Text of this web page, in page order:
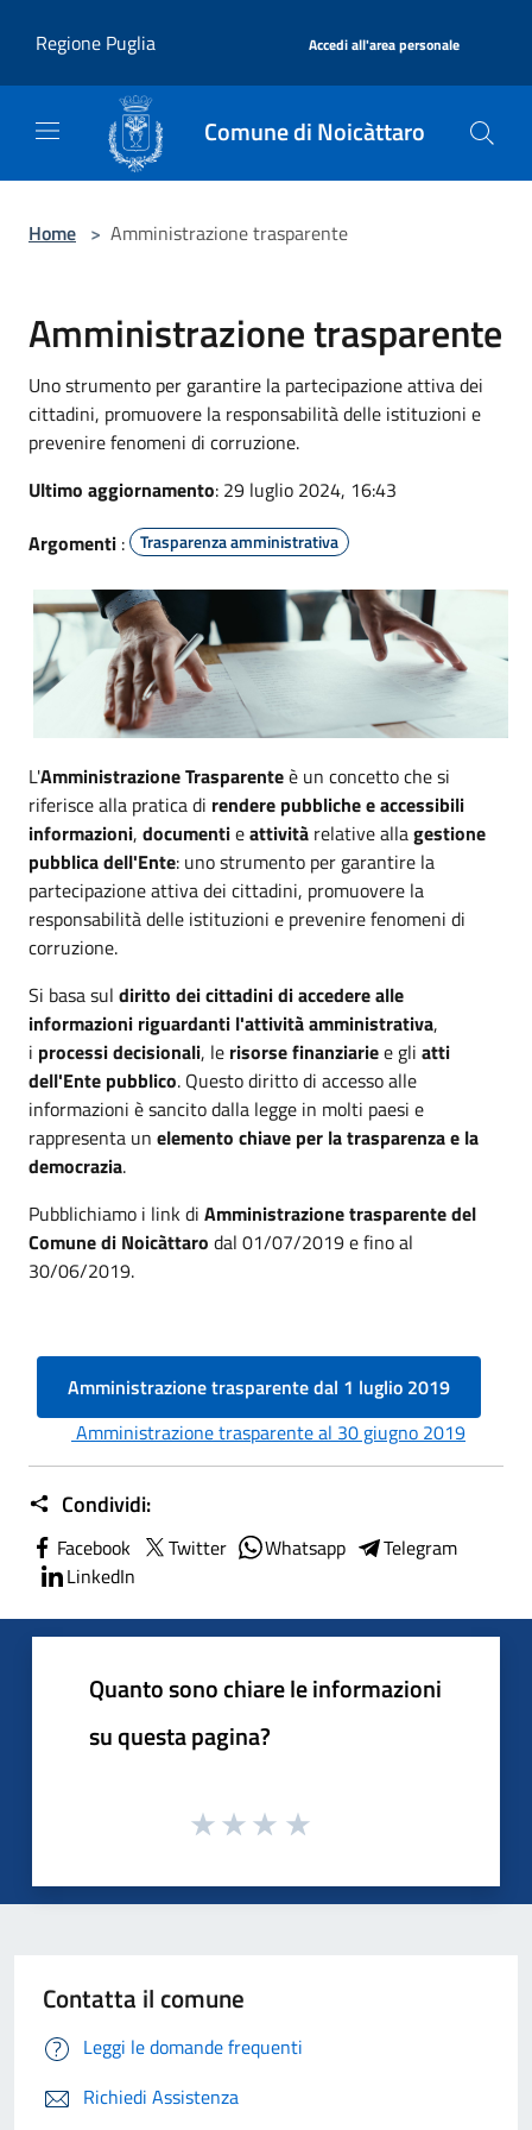
Regione Puglia
Accedi all'area personale
Comune di Noicàttaro
Home > Amministrazione trasparente
Amministrazione trasparente
Uno strumento per garantire la partecipazione attiva dei
cittadini, promuovere la responsabilità delle istituzioni e
prevenire fenomeni di corruzione.
Ultimo aggiornamento: 29 luglio 2024, 16:43
Argomenti : Trasparenza amministrativa
L'Amministrazione Trasparenteè un concetto che si
riferisce alla pratica di rendere pubbliche e accessibili
informazioni, documentieattività relative allagestione
pubblica dell'Ente: uno strumento per garantire la
partecipazione attiva dei cittadini, promuovere la
responsabilità delle istituzioni e prevenire fenomeni di
corruzione.
Si basa sul diritto dei cittadini di accedere alle
informazioni riguardanti l'attività amministrativa,
i processi decisionali, le risorse finanziariee gli atti
dell'Ente pubblico. Questo diritto di accesso alle
informazioni è sancito dalla legge in molti paesi e
rappresenta un elemento chiave per la trasparenza e la
democrazia.
Pubblichiamo i link di Amministrazione trasparente del
Comune di Noicàttaro dal 01/07/2019 e fino al
30/06/2019.
Amministrazione trasparente dal 1 luglio 2019
Amministrazione trasparente al 30 giugno 2019
Condividi:
Facebook Twitter Whatsapp
Telegram
LinkedIn
Quanto sono chiare le informazioni
su questa pagina?
Contatta il comune
Leggi le domande frequenti
Richiedi Assistenza